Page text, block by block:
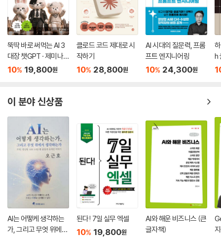
뚝딱 바로 써먹는 AI 3
대장 챗GPT · 제미나
이 · 클로드
10% 19,800원
클로드 코드 제대로 시
작하기
10% 28,800원
AI 시대의 질문력, 프롬
프트 엔지니어링
10% 24,300원
h
이 분야 신상품
AI는 어떻케 생각하는
가, 그리고 무엇 위에서
된다! 7일 실무 엑셀
10% 19,800원
AI와 해운 비즈니스 (큰
글자책)